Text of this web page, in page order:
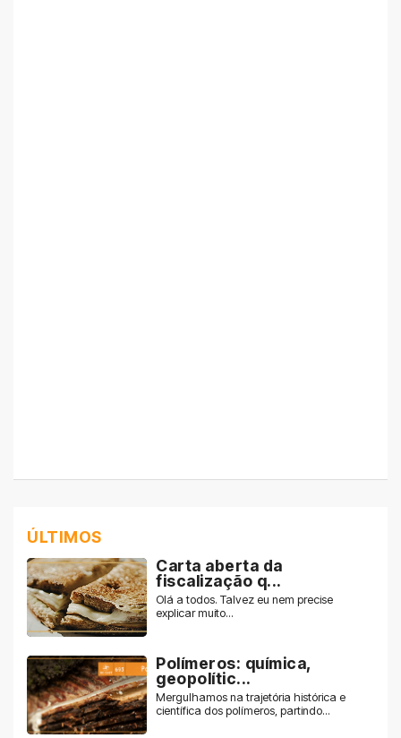
ÚLTIMOS
Carta aberta da
fiscalização q...
Olá a todos. Talvez eu nem precise
explicar muito...
Polímeros: química,
geopolític...
Mergulhamos na trajetória histórica e
científica dos polímeros, partindo...